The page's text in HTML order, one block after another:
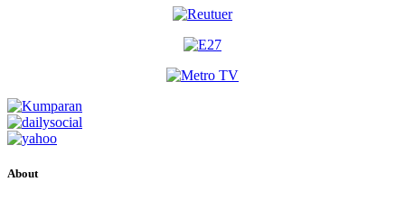
About